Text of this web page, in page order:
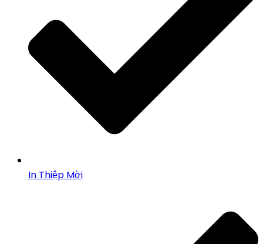
In Thiệp Mời